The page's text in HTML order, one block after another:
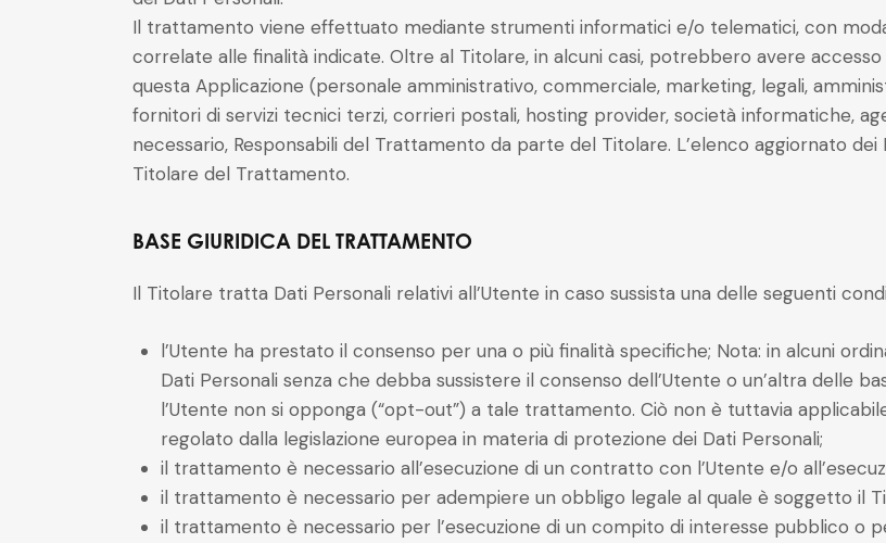
Il trattamento viene effettuato mediante strumenti informatici e/o telematici, con
correlate alle finalità indicate. Oltre al Titolare, in alcuni casi, potrebbero avere
questa Applicazione (personale amministrativo, commerciale, marketing, legali,
fornitori di servizi tecnici terzi, corrieri postali, hosting provider, società informatiche,
necessario, Responsabili del Trattamento da parte del Titolare. L’elenco aggiornato
Titolare del Trattamento.
BASE GIURIDICA DEL TRATTAMENTO
Il Titolare tratta Dati Personali relativi all’Utente in caso sussista una delle seguenti
l’Utente ha prestato il consenso per una o più finalità specifiche; Nota: in alcuni
Dati Personali senza che debba sussistere il consenso dell’Utente o un’altra delle
l’Utente non si opponga (“opt-out”) a tale trattamento. Ciò non è tuttavia
regolato dalla legislazione europea in materia di protezione dei Dati Personali;
il trattamento è necessario all’esecuzione di un contratto con l’Utente e/o
il trattamento è necessario per adempiere un obbligo legale al quale è soggetto il
il trattamento è necessario per l’esecuzione di un compito di interesse pubblico o